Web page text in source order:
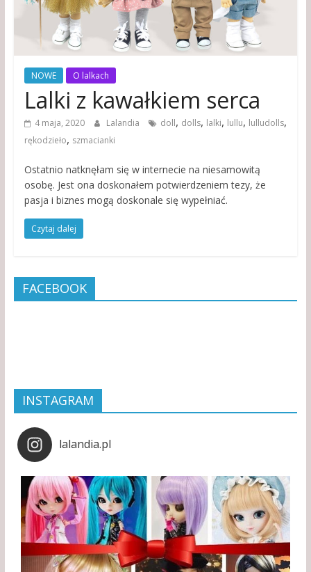
NOWE O lalkach
Lalki z kawałkiem serca
4 maja, 2020 Lalandia doll, dolls, lalki, lullu, lulludolls,
rękodzieło, szmacianki
Ostatnio natknęłam się w internecie na niesamowitą
osobę. Jest ona doskonałem potwierdzeniem tezy, że
pasja i biznes mogą doskonale się wypełniać.
Czytaj dalej
FACEBOOK
INSTAGRAM
lalandia.pl